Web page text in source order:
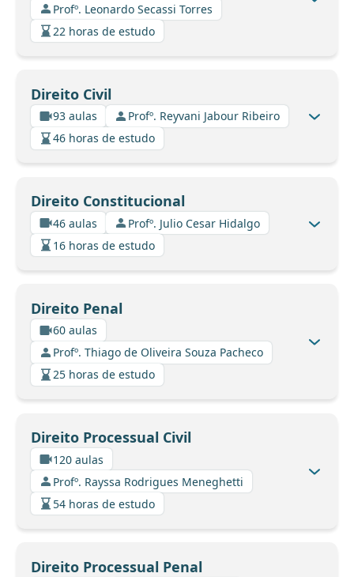
Profº. Leonardo Secassi Torres
22 horas de estudo
Direito Civil
93 aulas
Profº. Reyvani Jabour Ribeiro
46 horas de estudo
Direito Constitucional
46 aulas
Profº. Julio Cesar Hidalgo
16 horas de estudo
Direito Penal
60 aulas
Profº. Thiago de Oliveira Souza Pacheco
25 horas de estudo
Direito Processual Civil
120 aulas
Profº. Rayssa Rodrigues Meneghetti
54 horas de estudo
Direito Processual Penal